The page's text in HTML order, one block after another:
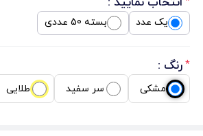
یک عدد بسته 50 عددی
* رنگ :
مشکی سر سفید طلایی